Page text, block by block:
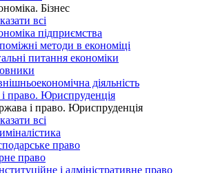
Бізнес
всі
підприємства
методи в економіці
питання економіки
діяльність
право. Юриспруденція
і право. Юриспруденція
всі
право
право
і адміністративне право